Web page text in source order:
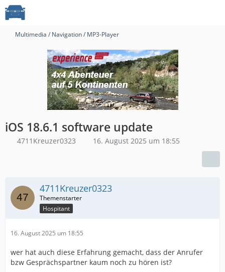
Multimedia / Navigation / MP3-Player
iOS 18.6.1 software update
4711Kreuzer0323 16. August 2025 um 18:55
4711Kreuzer0323
Hospitant
16. August 2025 um 18:55
wer hat auch diese Erfahrung gemacht, dass der Anrufer
bzw Gesprächspartner kaum noch zu hören ist?